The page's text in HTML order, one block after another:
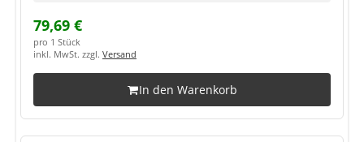
79,69 €
pro 1 Stück
inkl. MwSt. zzgl. Versand
In den Warenkorb